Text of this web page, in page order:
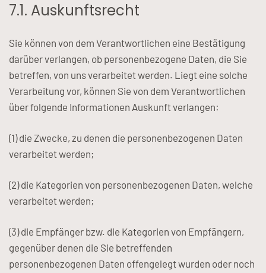
7.1. Auskunftsrecht
Sie können von dem Verantwortlichen eine Bestätigung
darüber verlangen, ob personenbezogene Daten, die Sie
betreffen, von uns verarbeitet werden. Liegt eine solche
Verarbeitung vor, können Sie von dem Verantwortlichen
über folgende Informationen Auskunft verlangen:
(1) die Zwecke, zu denen die personenbezogenen Daten
verarbeitet werden;
(2) die Kategorien von personenbezogenen Daten, welche
verarbeitet werden;
(3) die Empfänger bzw. die Kategorien von Empfängern,
gegenüber denen die Sie betreffenden
personenbezogenen Daten offengelegt wurden oder noch